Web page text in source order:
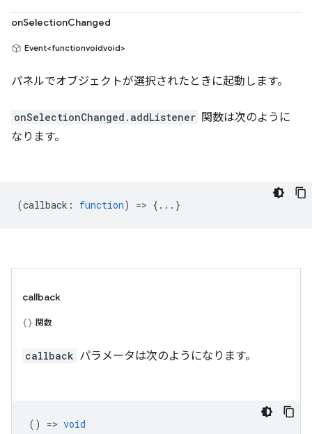
onSelectionChanged
Event<functionvoidvoid>
パネルでオブジェクトが選択されたときに起動します。
onSelectionChanged.addListener 関数は次のように
なります。
(callback : function) => {...}
callback
関数
callback パラメータは次のようになります。
() => void